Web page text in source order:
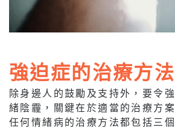
強迫症的治療方法
除身邊人的鼓勵及支持外，要令
緒陰霾，關鍵在於適當的治療方
任何情緒病的治療方法都包括三